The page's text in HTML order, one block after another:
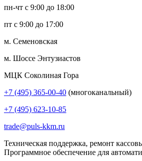
пн-чт с 9:00 до 18:00
пт с 9:00 до 17:00
м. Семеновская
м. Шоссе Энтузиастов
МЦК Соколиная Гора
+7 (495) 365-00-40 (многоканальный)
+7 (495) 623-10-85
trade@puls-kkm.ru
Техническая поддержка, ремонт
Программное обеспечение для